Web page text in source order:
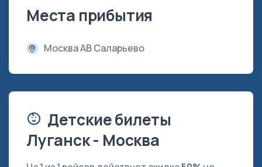
Места прибытия
Москва АВ Саларьево
Детские билеты
Луганск - Москва